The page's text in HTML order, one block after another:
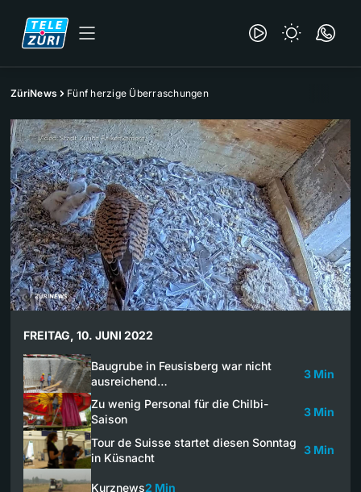
ZüriNews Fünf herzige Überraschungen
FREITAG, 10. JUNI 2022
Baugrube in Feusisberg war nicht
ausreichend…
3 Min
Zu wenig Personal für die Chilbi-
Saison
3 Min
Tour de Suisse startet diesen Sonntag
in Küsnacht
3 Min
Kurznews2 Min